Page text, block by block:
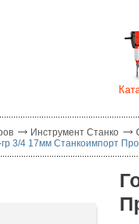
Инструмент Станко
гр 3/4 17мм Станкоимпорт